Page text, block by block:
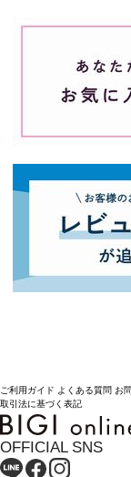
ご利用ガイド よくある質問 お
取引法に基づく表記
OFFICIAL SNS